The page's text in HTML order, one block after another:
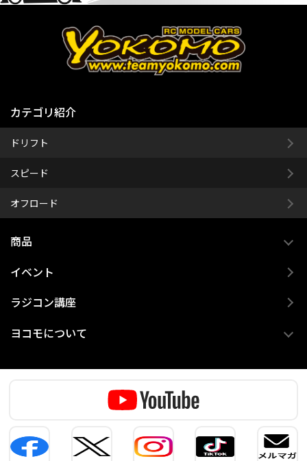
カテゴリ紹介
ドリフト
スピード
オフロード
商品
イベント
ラジコン講座
ヨコモについて